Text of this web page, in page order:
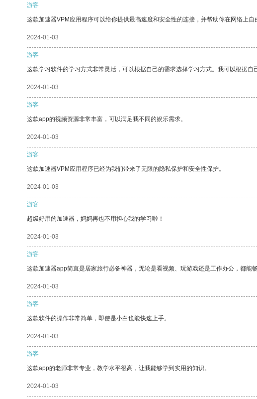
游客
这款加速器VPM应用程序可以给你提供最高速度和安全性的连接，并帮助你在网络上自
2024-01-03
游客
这款学习软件的学习方式非常灵活，可以根据自己的需求选择学习方式。我可以根据自
2024-01-03
游客
这款app的视频资源非常丰富，可以满足我不同的娱乐需求。
2024-01-03
游客
这款加速器VPM应用程序已经为我们带来了无限的隐私保护和安全性保护。
2024-01-03
游客
超级好用的加速器，妈妈再也不用担心我的学习啦！
2024-01-03
游客
这款加速器app简直是居家旅行必备神器，无论是看视频、玩游戏还是工作办公，都
2024-01-03
游客
这款软件的操作非常简单，即使是小白也能快速上手。
2024-01-03
游客
这款app的老师非常专业，教学水平很高，让我能够学到实用的知识。
2024-01-03